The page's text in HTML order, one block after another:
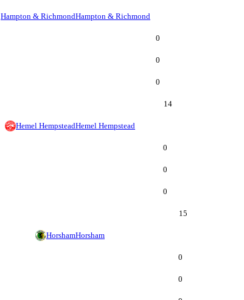
Hampton & RichmondHampton & Richmond
0
0
0
14
Hemel HempsteadHemel Hempstead
0
0
0
15
HorshamHorsham
0
0